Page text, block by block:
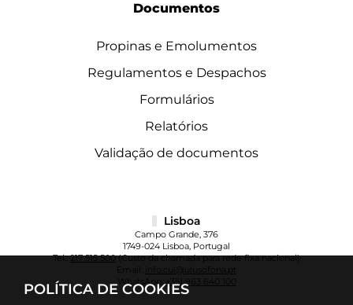
POLÍTICA DE COOKIES
Documentos
Propinas e Emolumentos
Regulamentos e Despachos
Formulários
Relatórios
Validação de documentos
Lisboa
Campo Grande, 376
1749-024 Lisboa, Portugal
Tel.:217 515 500(Custo da chamada para rede fixa nacional)
info.cul@ulusofona.pt
WhatsApp:+351 963 640 100